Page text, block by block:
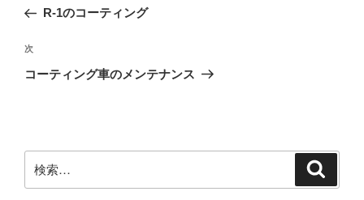
ナ
ビ
ゲ
ン
の
稿
R-1のコーティング
次
の
次
コーティング車のメンテナンス
索: